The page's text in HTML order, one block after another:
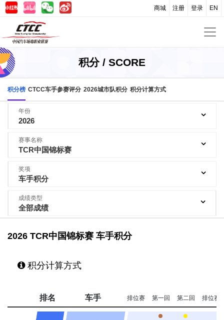
EN
登录
注册
商城
积分 / SCORE
积分榜 CTCC车手参赛评分 2026城市队积分 积分计算方式
年份
2026
赛事名称
TCR中国锦标赛
奖项
车手积分
成绩类型
全部成绩
2026 TCR中国锦标赛 车手积分
积分计算方式
排名 车手 排位赛 第一回 第二回 排位赛